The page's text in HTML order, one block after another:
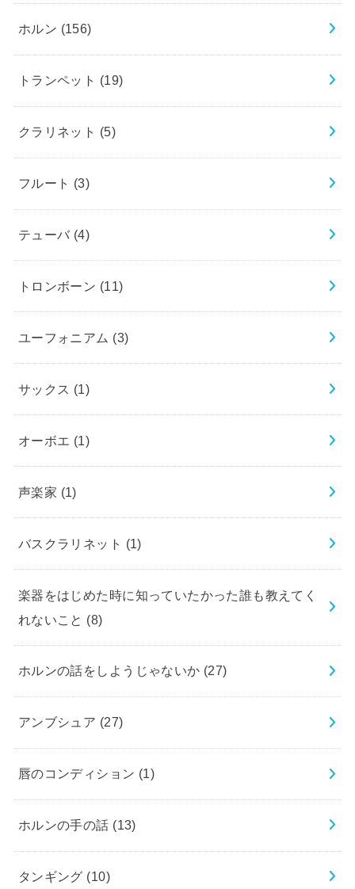
ホルン (156)
トランペット (19)
クラリネット (5)
フルート (3)
テューバ (4)
トロンボーン (11)
ユーフォニアム (3)
サックス (1)
オーボエ (1)
声楽家 (1)
バスクラリネット (1)
楽器をはじめた時に知っていたかった誰も教えてく
れないこと (8)
ホルンの話をしようじゃないか (27)
アンブシュア (27)
唇のコンディション (1)
ホルンの手の話 (13)
タンギング (10)